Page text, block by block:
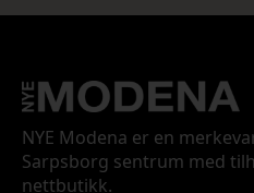
NYE Modena er en
Sarpsborg sentrum med
nettbutikk.